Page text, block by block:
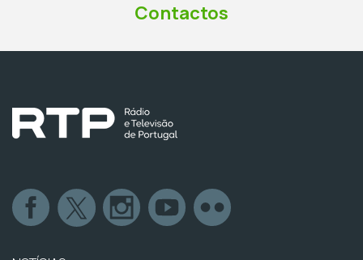
Contactos